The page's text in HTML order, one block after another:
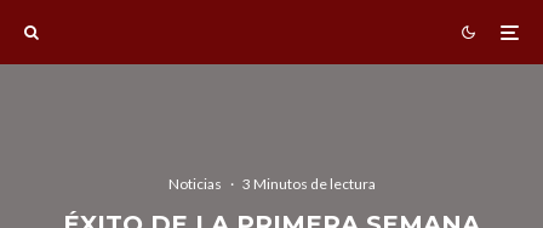
Noticias · 3 Minutos de lectura